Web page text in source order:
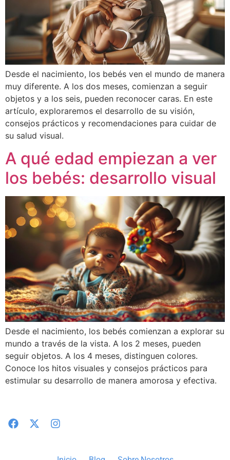
Desde el nacimiento, los bebés ven el mundo de manera
muy diferente. A los dos meses, comienzan a seguir
objetos y a los seis, pueden reconocer caras. En este
artículo, exploraremos el desarrollo de su visión,
consejos prácticos y recomendaciones para cuidar de
su salud visual.
A qué edad empiezan a ver
los bebés: desarrollo visual
Desde el nacimiento, los bebés comienzan a explorar su
mundo a través de la vista. A los 2 meses, pueden
seguir objetos. A los 4 meses, distinguen colores.
Conoce los hitos visuales y consejos prácticos para
estimular su desarrollo de manera amorosa y efectiva.